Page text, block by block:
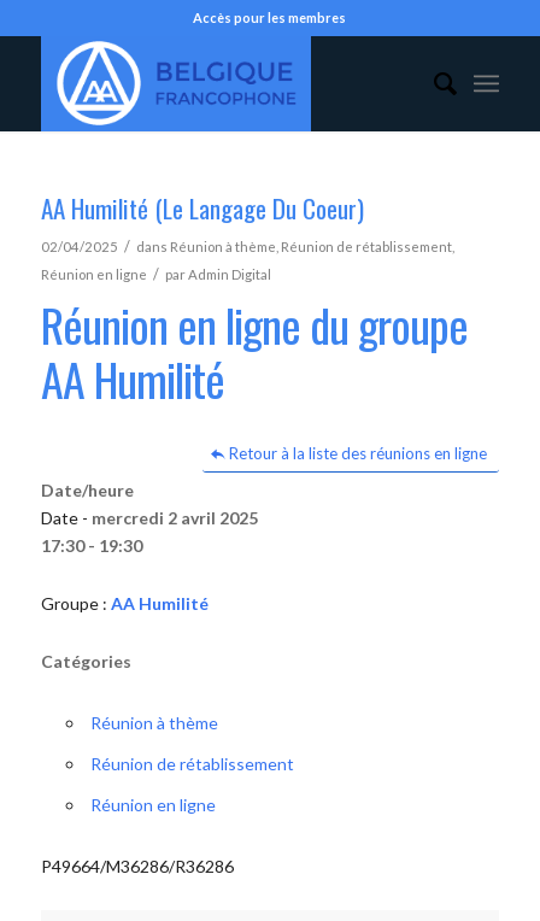
Accès pour les membres
AA Humilité (Le Langage Du Coeur)
02/04/2025 / dans Réunion à thème Réunion de rétablissement,
Réunion en ligne / parAdmin Digital
Réunion en ligne du groupe
AA Humilité
Retour à la liste des réunions en ligne
Date/heure
Date - mercredi 2 avril 2025
17:30 - 19:30
Groupe : AA Humilité
Catégories
Réunion à thème
Réunion de rétablissement
Réunion en ligne
P49664/M36286/R36286